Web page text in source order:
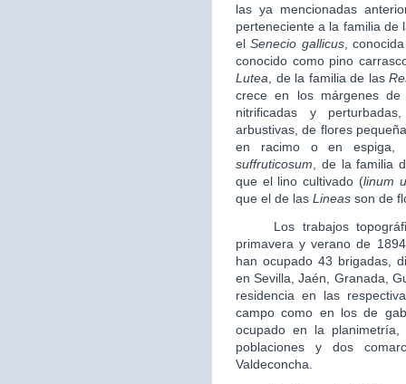
las ya mencionadas
perteneciente a la familia de
elSenecio gallicus,
conocido como pino
Lutea , de la familia de las
crece en los márgenes
nitrificadas y
arbustivas, de flores
en racimo o en
suffruticosum , de la familia
que el lino cultivado (linum
que el de las Lineas son de
Los trabajos
primavera y verano de
han ocupado 43 brigadas,
en Sevilla, Jaén, Granada,
residencia en las
campo como en los de
ocupado en la
poblaciones y dos
Valdeconcha.